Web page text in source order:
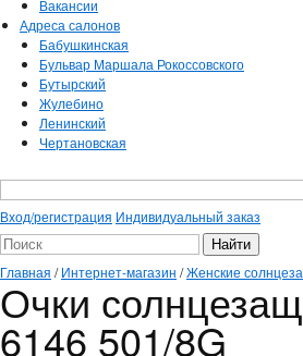
Вакансии
Адреса салонов
Бабушкинская
Бульвар Маршала Рокоссовского
Бутырский
Жулебино
Ленинский
Чертановская
Вход/регистрация Индивидуальный заказ
Главная /Интернет-магазин /Женские
Очки
6146 501/8G